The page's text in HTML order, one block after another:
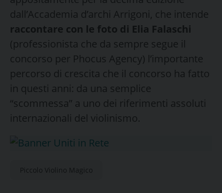
dall’Accademia d’archi Arrigoni, che intende
raccontare con le foto di Elia Falaschi
(professionista che da sempre segue il
concorso per Phocus Agency) l’importante
percorso di crescita che il concorso ha fatto
in questi anni: da una semplice
“scommessa” a uno dei riferimenti assoluti
internazionali del violinismo.
Piccolo Violino Magico